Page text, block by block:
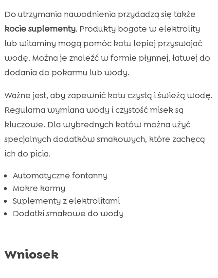
Do utrzymania nawodnienia przydadzą się także
kocie suplementy. Produkty bogate w elektrolity
lub witaminy mogą pomóc kotu lepiej przyswajać
wodę. Można je znaleźć w formie płynnej, łatwej do
dodania do pokarmu lub wody.
Ważne jest, aby zapewnić kotu czystą i świeżą wodę.
Regularna wymiana wody i czystość misek są
kluczowe. Dla wybrednych kotów można użyć
specjalnych dodatków smakowych, które zachęcą
ich do picia.
Automatyczne fontanny
Mokre karmy
Suplementy z elektrolitami
Dodatki smakowe do wody
Wniosek